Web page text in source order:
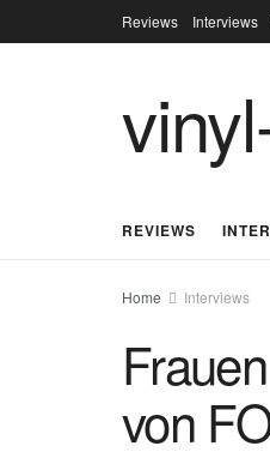
Reviews Interviews
REVIEWS
Home Interviews
von